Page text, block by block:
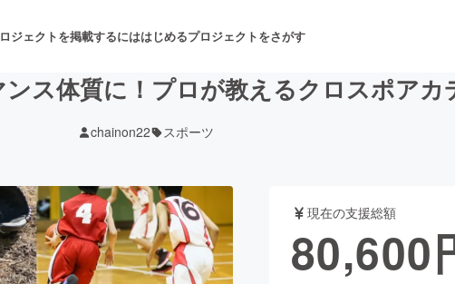
ジェクトを掲載するにははじめるプロジェクトをさがす
舞台・パフォーマンス
サービス開発 フード・飲食店
ス体質に！プロが教えるクロスポアカ
chainon22 スポーツ
現在の支援総額
80,600